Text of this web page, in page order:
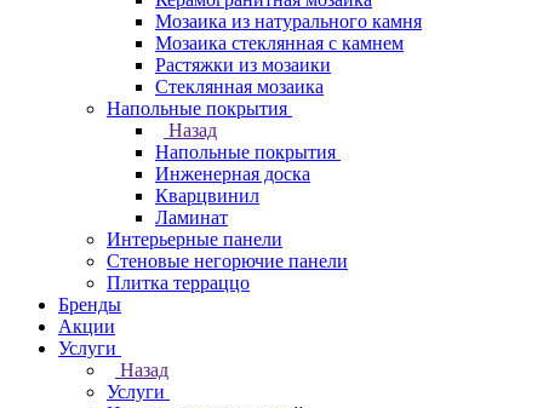
Мозаика из натурального камня
Мозаика стеклянная с камнем
Растяжки из мозаики
Стеклянная мозаика
Напольные покрытия
Назад
Напольные покрытия
Инженерная доска
Кварцвинил
Ламинат
Интерьерные панели
Стеновые негорючие панели
Плитка терраццо
Бренды
Акции
Услуги
Назад
Услуги